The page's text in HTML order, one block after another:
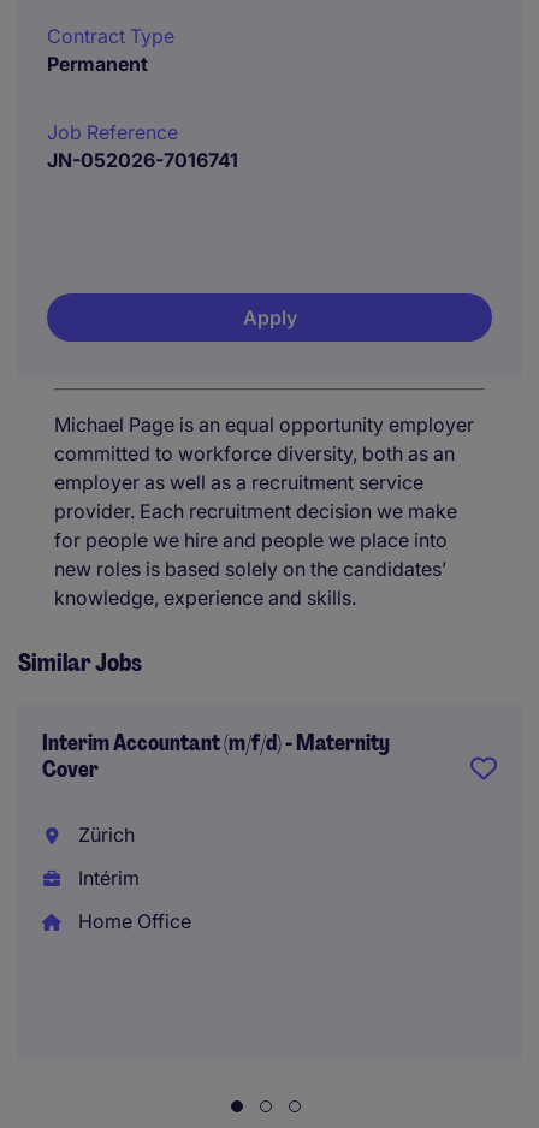
Contract Type
Permanent
Job Reference
JN-052026-7016741
Apply
Michael Page is an equal opportunity employer
committed to workforce diversity, both as an
employer as well as a recruitment service
provider. Each recruitment decision we make
for people we hire and people we place into
new roles is based solely on the candidates’
knowledge, experience and skills.
Similar Jobs
Interim Accountant (m/f/d) - Maternity
Cover
Zürich
Intérim
Home Office